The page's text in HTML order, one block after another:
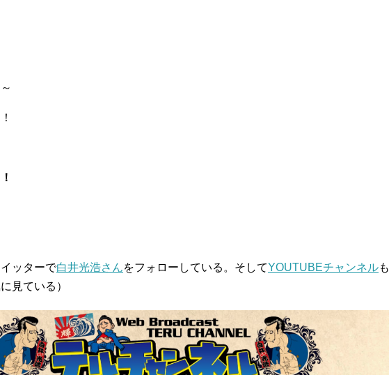
ッターで白井光浩さんをフォローしている。そしてYOUTUBEチャンネルも
見ている）